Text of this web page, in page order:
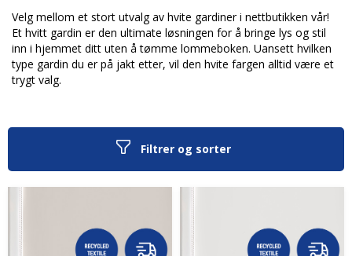
Velg mellom et stort utvalg av hvite gardiner i nettbutikken vår!
Et hvitt gardin er den ultimate løsningen for å bringe lys og stil
inn i hjemmet ditt uten å tømme lommeboken. Uansett hvilken
type gardin du er på jakt etter, vil den hvite fargen alltid være et
trygt valg.
Filtrer og sorter